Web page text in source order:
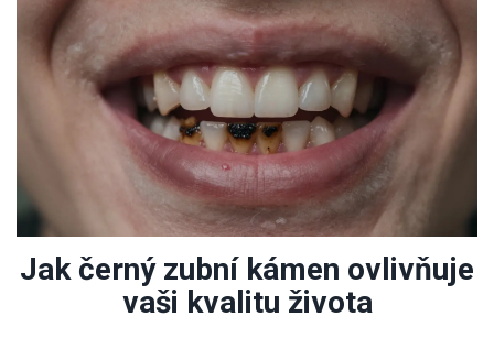
Jak černý zubní kámen ovlivňuje
vaši kvalitu života